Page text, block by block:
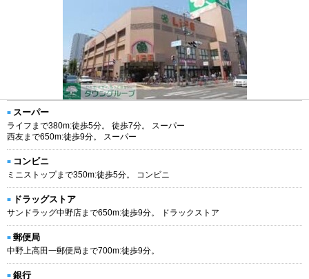
スーパー
ライフまで380m:徒歩5分。 徒歩7分。 スーパー
西友まで650m:徒歩9分。 スーパー
コンビニ
ミニストップまで350m:徒歩5分。 コンビニ
ドラッグストア
サンドラッグ中野店まで650m:徒歩9分。 ドラックストア
郵便局
中野上高田一郵便局まで700m:徒歩9分。
銀行